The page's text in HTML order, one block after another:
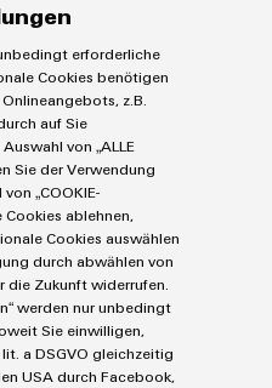
Produktinnovationen
Praxisnahe
Verbindungen für
Ihre Industrie.
Unsere Neuheiten
im Bereich
Industrial
Connectivity.
erforderliche
Cookies benötigen
z.B.
auf Sie
von „ALLE
Sie der Verwendung
„COOKIE-
Cookies ablehnen,
Cookies auswählen
durch abwählen von
Zukunft widerrufen.
werden nur unbedingt
Sie einwilligen,
a DSGVO gleichzeitig
USA durch Facebook,